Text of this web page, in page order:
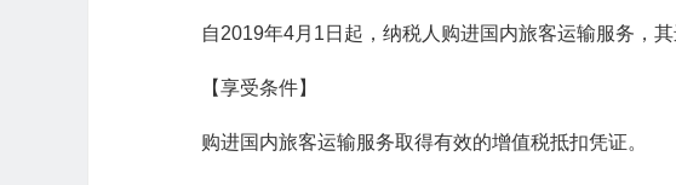
自2019年4月1日起，纳税人购进国内旅客运输服务，其
【享受条件】
购进国内旅客运输服务取得有效的增值税抵扣凭证。